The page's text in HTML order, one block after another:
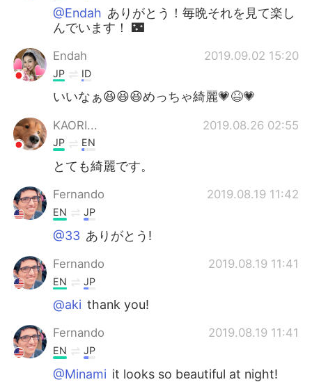
@Endah ありがとう！毎晩それを見て楽し
んでいます！ 🌃
Endah 2019.09.02 15:20
JP ID
いいなぁ😆😆😆めっちゃ綺麗💗😆💗
KAORI... 2019.08.26 02:55
JP EN
とても綺麗です。
Fernando 2019.08.19 11:42
EN JP
@33 ありがとう!
Fernando 2019.08.19 11:41
EN JP
@aki thank you!
Fernando 2019.08.19 11:41
EN JP
@Minami it looks so beautiful at night!